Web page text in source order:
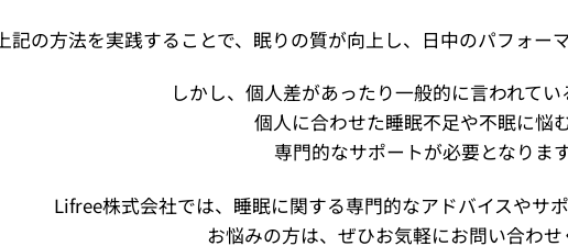
上記の方法を実践することで、眠りの質が向上し、日中のパフォー
しかし、個人差があったり一般的に言われてい
個人に合わせた睡眠不足や不眠に悩
専門的なサポートが必要となります
Lifree株式会社では、睡眠に関する専門的なアドバイスやサ
お悩みの方は、ぜひお気軽にお問い合わせ